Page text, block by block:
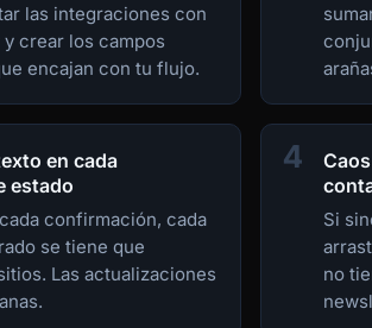
las integraciones con
y crear los campos
encajan con tu flujo.
en cada
estado
confirmación, cada
se tiene que
Las actualizaciones
4
Si
no